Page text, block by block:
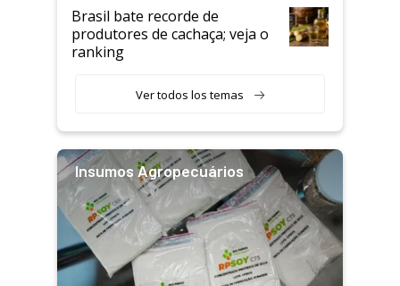
Brasil bate recorde de
produtores de cachaça; veja o
ranking
Ver todos los temas
Insumos Agropecuários